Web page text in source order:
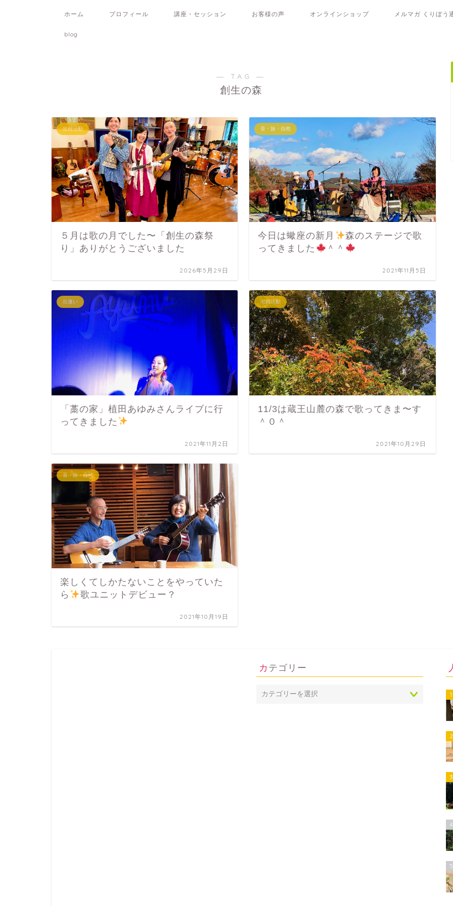
ホーム プロフィール 講座・セッション お客様の声 オンラインショップ メルマガ くりぼう
blog
― TAG ―
創生の森
出前活動
５月は歌の月でした〜「創生の森祭
り」ありがとうございました
2026年5月29日
音・旅・自然
今日は蠍座の新月
森のステージで歌
ってきました
＾＾
2021年11月5日
出逢い
「藁の家」植田あゆみさんライブに行
ってきました
2021年11月2日
出前活動
11/3は蔵王山麓の森で歌ってきま〜す
＾０＾
2021年10月29日
音・旅・自然
楽しくてしかたないことをやっていた
ら
歌ユニットデビュー？
2021年10月19日
カテゴリー
1
2
3
4
5